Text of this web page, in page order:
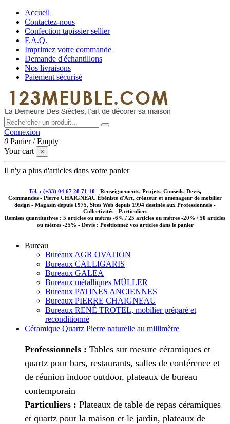
Accueil
Contactez-nous
Confection tapissier sellier
F.A.Q.
Imprimez votre commande
Demande d'échantillons
Nos livraisons
Paiement sécurisé
Connexion
0 Panier /Empty
Your cart
×
Il n'y a plus d'articles dans votre panier
Tél. : (+33) 04 67 28 71 10 - Renseignements, Projets, Conseils, Devis,
Commandes - Pierre CHAIGNEAU Ébéniste d'Art, créateur et aménageur de mobilier
design - Magasin depuis 1975, Sites Web depuis 1994 destinés aux Professionnels -
Collectivités - Particuliers
Remises quantitatives : 5 articles ou mètres -6% / 25 articles ou mètres -20% / 50 articles
ou mètres -25% - Devis : Positionnez vos articles dans le panier
Bureau
Bureaux AGR OVATION
Bureaux CALLIGARIS
Bureaux GALEA
Bureaux métalliques MÜLLER
Bureaux PATINES ANCIENNES
Bureaux PIERRE CHAIGNEAU
Bureaux RENÉ TROTEL, mobilier préparé et
reconditionné
Céramique Quartz Pierre naturelle au millimètre
Professionnels : Tables sur mesure céramiques et
quartz pour bars, restaurants, salles de conférence et
de réunion indoor outdoor, plateaux de bureau
contemporain
Particuliers : Plateaux de table de repas céramiques
et quartz pour la maison et le jardin, plateaux de